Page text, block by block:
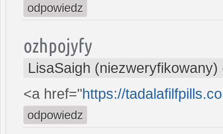
odpowiedz
ozhpojyfy
LisaSaigh (niezweryfikowany)
<a href="https://
odpowiedz